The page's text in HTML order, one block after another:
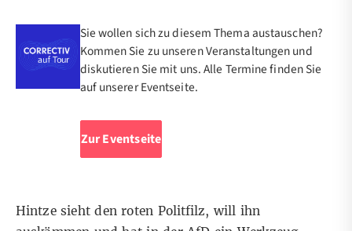
Sie wollen sich zu diesem Thema austauschen?
Kommen Sie zu unseren Veranstaltungen und
diskutieren Sie mit uns. Alle Termine finden Sie
auf unserer Eventseite.
Zur Eventseite
Hintze sieht den roten Politfilz, will ihn